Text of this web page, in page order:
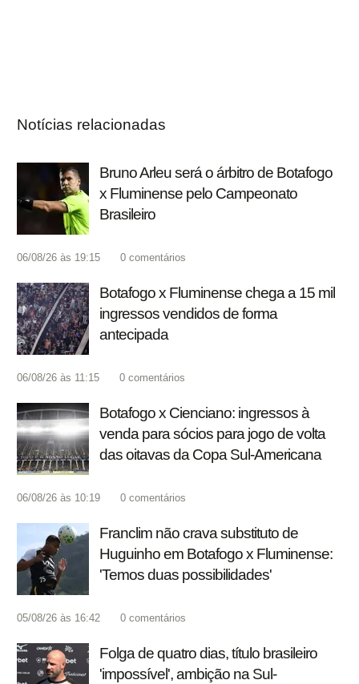
Notícias relacionadas
Bruno Arleu será o árbitro de Botafogo
x Fluminense pelo Campeonato
Brasileiro
06/08/26 às 19:15 0 comentários
Botafogo x Fluminense chega a 15 mil
ingressos vendidos de forma
antecipada
06/08/26 às 11:15 0 comentários
Botafogo x Cienciano: ingressos à
venda para sócios para jogo de volta
das oitavas da Copa Sul-Americana
06/08/26 às 10:19 0 comentários
Franclim não crava substituto de
Huguinho em Botafogo x Fluminense:
'Temos duas possibilidades'
05/08/26 às 16:42 0 comentários
Folga de quatro dias, título brasileiro
'impossível', ambição na Sul-